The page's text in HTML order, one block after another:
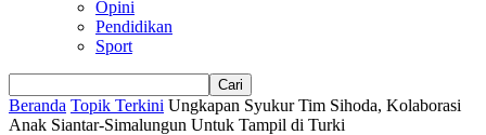
Opini
Pendidikan
Sport
Beranda Topik Terkini Ungkapan Syukur Tim Sihoda, Kolaborasi
Anak Siantar-Simalungun Untuk Tampil di Turki